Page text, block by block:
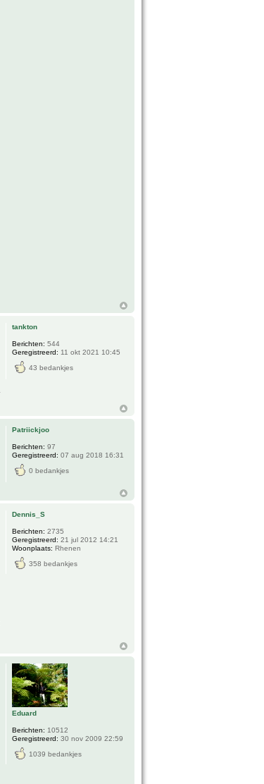
tankton
Berichten: 544
Geregistreerd: 11 okt 2021 10:45
43 bedankjes
Patriickjoo
Berichten: 97
Geregistreerd: 07 aug 2018 16:31
0 bedankjes
Dennis_S
Berichten: 2735
Geregistreerd: 21 jul 2012 14:21
Woonplaats: Rhenen
358 bedankjes
Eduard
Berichten: 10512
Geregistreerd: 30 nov 2009 22:59
1039 bedankjes